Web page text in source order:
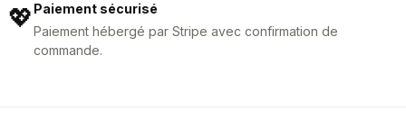
💖Paiement sécurisé
Paiement hébergé par Stripe avec confirmation de
commande.